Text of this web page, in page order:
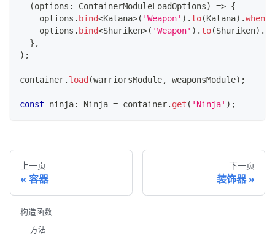
(options : ContainerModuleLoadOptions) => {
    options
. bind<Katana>( 'Weapon' ) . to(Katana) .
    options
. bind<Shuriken>( 'Weapon' ) . to(Shuriken) .
} ,
) ;
container. load (warriorsModule, weaponsModule) ;
const ninja: Ninja = container. get ( 'Ninja' ) ;
上一页
容器
下一页
装饰器
构造函数
方法